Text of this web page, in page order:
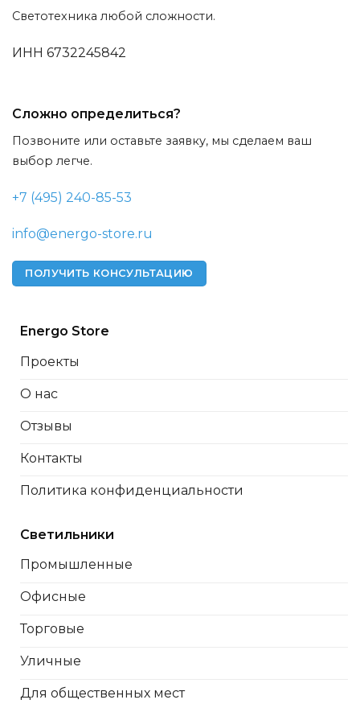
Светотехника любой сложности.
ИНН 6732245842
Energo Store
Проекты
О нас
Отзывы
Контакты
Политика конфиденциальности
Светильники
Промышленные
Офисные
Торговые
Уличные
Для общественных мест
Сложно определиться?
Позвоните или оставьте заявку, мы сделаем ваш
выбор легче.
+7 (495) 240-85-53
info@energo-store.ru
ПОЛУЧИТЬ КОНСУЛЬТАЦИЮ